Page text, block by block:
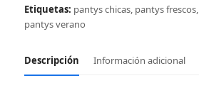
Etiquetas: pantys chicas, pantys frescos,
pantys verano
Descripción Información adicional